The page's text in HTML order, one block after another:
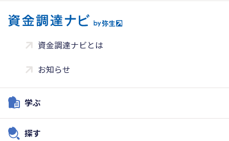
資金調達ナビとは
お知らせ
学ぶ
探す